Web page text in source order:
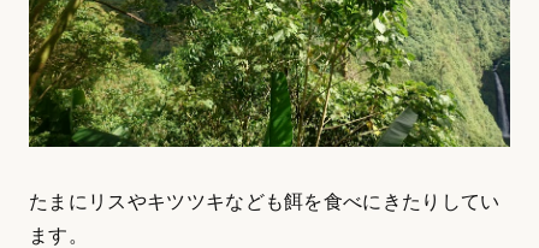
たまにリスやキツツキなども餌を食べにきたりしてい
ます。